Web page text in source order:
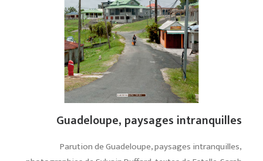
Guadeloupe, paysages intranquilles
Parution de Guadeloupe, paysages intranquilles,